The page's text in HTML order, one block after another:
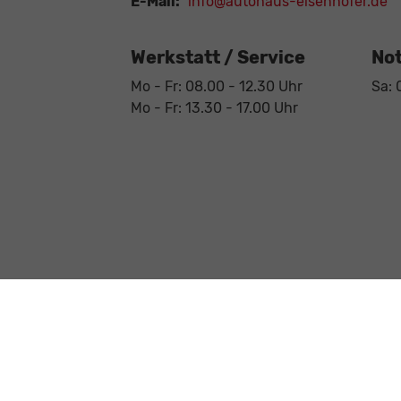
Werkstatt / Service
Mo - Fr: 08.00 - 12.30 Uhr
Mo - Fr: 13.30 - 17.00 Uhr
Sa: